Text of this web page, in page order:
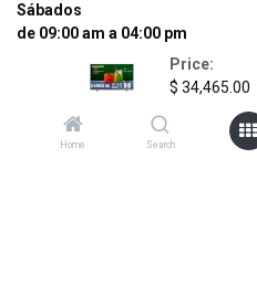
Price:
$ 34,465.00
Home Search
Sábados
de 09:00 am a 04:00 pm
Tel: (55) 50255181 Ext. 800 y 812
Whatsapp +52 56 10704437
contacto@supermexdigital.com